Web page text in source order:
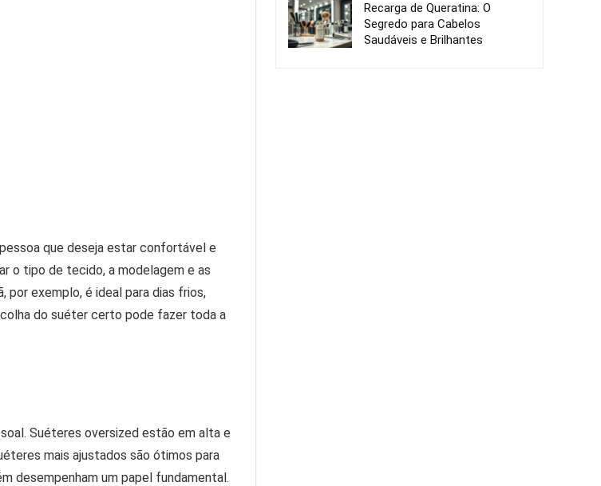
que deseja estar confortável e
o tipo de tecido, a modelagem e as
exemplo, é ideal para dias frios,
do suéter certo pode fazer toda a
Suéteres oversized estão em alta e
mais ajustados são ótimos para
desempenham um papel fundamental.
Recarga de Queratina: O
Segredo para Cabelos
Saudáveis e Brilhantes